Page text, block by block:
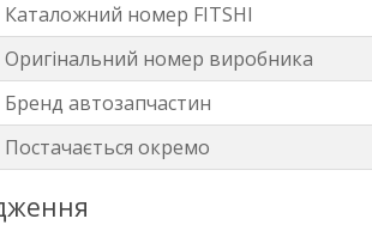
Каталожний номер FITSHI
Оригінальний номер виробника
Бренд автозапчастин
Постачається окремо